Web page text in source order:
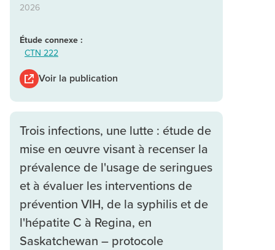
2026
Étude connexe :
CTN 222
Voir la publication
Trois infections, une lutte : étude de
mise en œuvre visant à recenser la
prévalence de l'usage de seringues
et à évaluer les interventions de
prévention VIH, de la syphilis et de
l'hépatite C à Regina, en
Saskatchewan – protocole